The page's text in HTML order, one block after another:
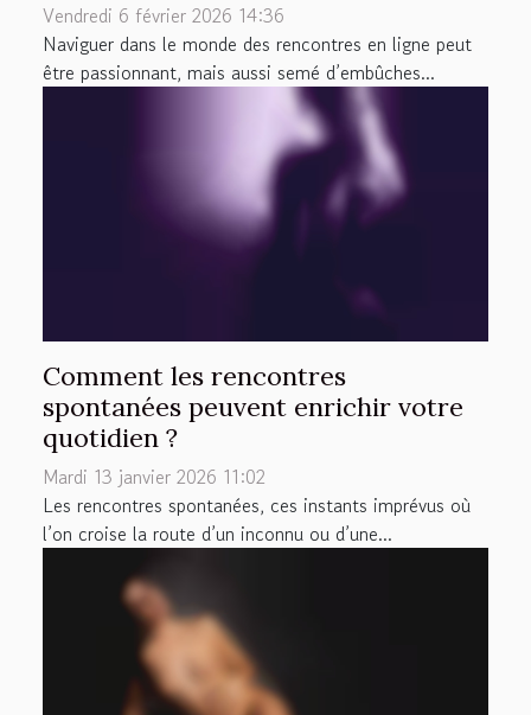
Vendredi 6 février 2026 14:36
Naviguer dans le monde des rencontres en ligne peut
être passionnant, mais aussi semé d’embûches...
Comment les rencontres
spontanées peuvent enrichir votre
quotidien ?
Mardi 13 janvier 2026 11:02
Les rencontres spontanées, ces instants imprévus où
l’on croise la route d’un inconnu ou d’une...